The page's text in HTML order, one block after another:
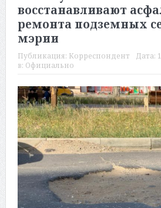
восстанавливают
ремонта подземных
мэрии
Публикация: Корреспондент Дата:
в: Официально